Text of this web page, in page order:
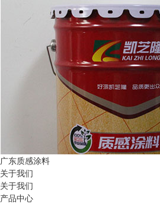
广东质感涂料
关于我们
关于我们
产品中心